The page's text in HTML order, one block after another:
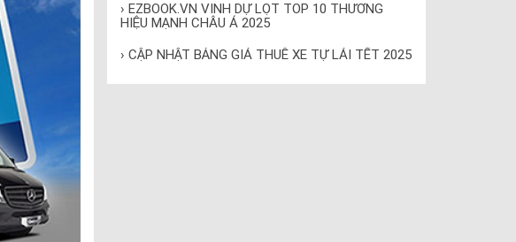
› EZBOOK.VN VINH DỰ LỌT TOP 10 THƯƠNG
HIỆU MẠNH CHÂU Á 2025
› CẬP NHẬT BẢNG GIÁ THUÊ XE TỰ LÁI TẾT 2025